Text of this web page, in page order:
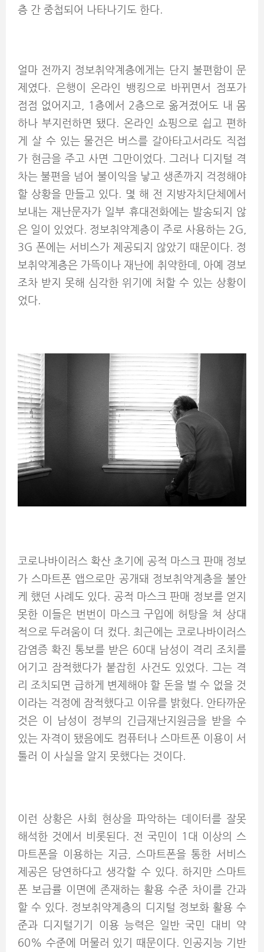
층 간 중첩되어 나타나기도 한다.
얼마 전까지 정보취약계층에게는 단지 불편함이 문
제였다. 은행이 온라인 뱅킹으로 바뀌면서 점포가
점점 없어지고, 1층에서 2층으로 옮겨졌어도 내 몸
하나 부지런하면 됐다. 온라인 쇼핑으로 쉽고 편하
게 살 수 있는 물건은 버스를 갈아타고서라도 직접
가 현금을 주고 사면 그만이었다. 그러나 디지털 격
차는 불편을 넘어 불이익을 낳고 생존까지 걱정해야
할 상황을 만들고 있다. 몇 해 전 지방자치단체에서
보내는 재난문자가 일부 휴대전화에는 발송되지 않
은 일이 있었다. 정보취약계층이 주로 사용하는 2G,
3G 폰에는 서비스가 제공되지 않았기 때문이다. 정
보취약계층은 가뜩이나 재난에 취약한데, 아예 경보
조차 받지 못해 심각한 위기에 처할 수 있는 상황이
었다.
코로나바이러스 확산 초기에 공적 마스크 판매 정보
가 스마트폰 앱으로만 공개돼 정보취약계층을 불안
케 했던 사례도 있다. 공적 마스크 판매 정보를 얻지
못한 이들은 번번이 마스크 구입에 허탕을 쳐 상대
적으로 두려움이 더 컸다. 최근에는 코로나바이러스
감염증 확진 통보를 받은 60대 남성이 격리 조치를
어기고 잠적했다가 붙잡힌 사건도 있었다. 그는 격
리 조치되면 급하게 변제해야 할 돈을 벌 수 없을 것
이라는 걱정에 잠적했다고 이유를 밝혔다. 안타까운
것은 이 남성이 정부의 긴급재난지원금을 받을 수
있는 자격이 됐음에도 컴퓨터나 스마트폰 이용이 서
툴러 이 사실을 알지 못했다는 것이다.
이런 상황은 사회 현상을 파악하는 데이터를 잘못
해석한 것에서 비롯된다. 전 국민이 1대 이상의 스
마트폰을 이용하는 지금, 스마트폰을 통한 서비스
제공은 당연하다고 생각할 수 있다. 하지만 스마트
폰 보급률 이면에 존재하는 활용 수준 차이를 간과
할 수 있다. 정보취약계층의 디지털 정보화 활용 수
준과 디지털기기 이용 능력은 일반 국민 대비 약
60% 수준에 머물러 있기 때문이다. 인공지능 기반